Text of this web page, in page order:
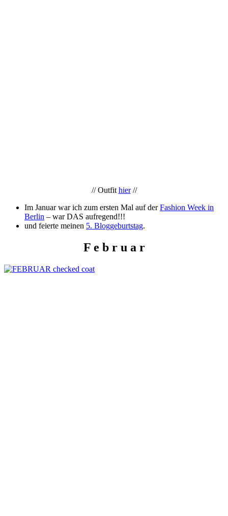
// Outfit hier//
Im Januar war ich zum ersten Mal auf derFashion Week in
Berlin – war DAS aufregend!!!
und feierte meinen 5. Bloggeburtstag.
F e b r u a r